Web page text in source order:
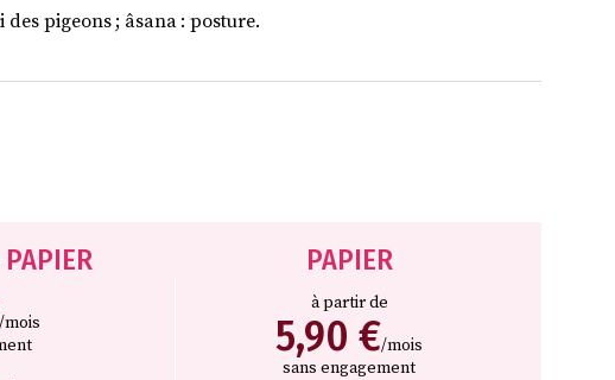
pigeons ; âsana : posture.
PAPIER
/mois
PAPIER
à partir de
5,90 €/mois
sans engagement